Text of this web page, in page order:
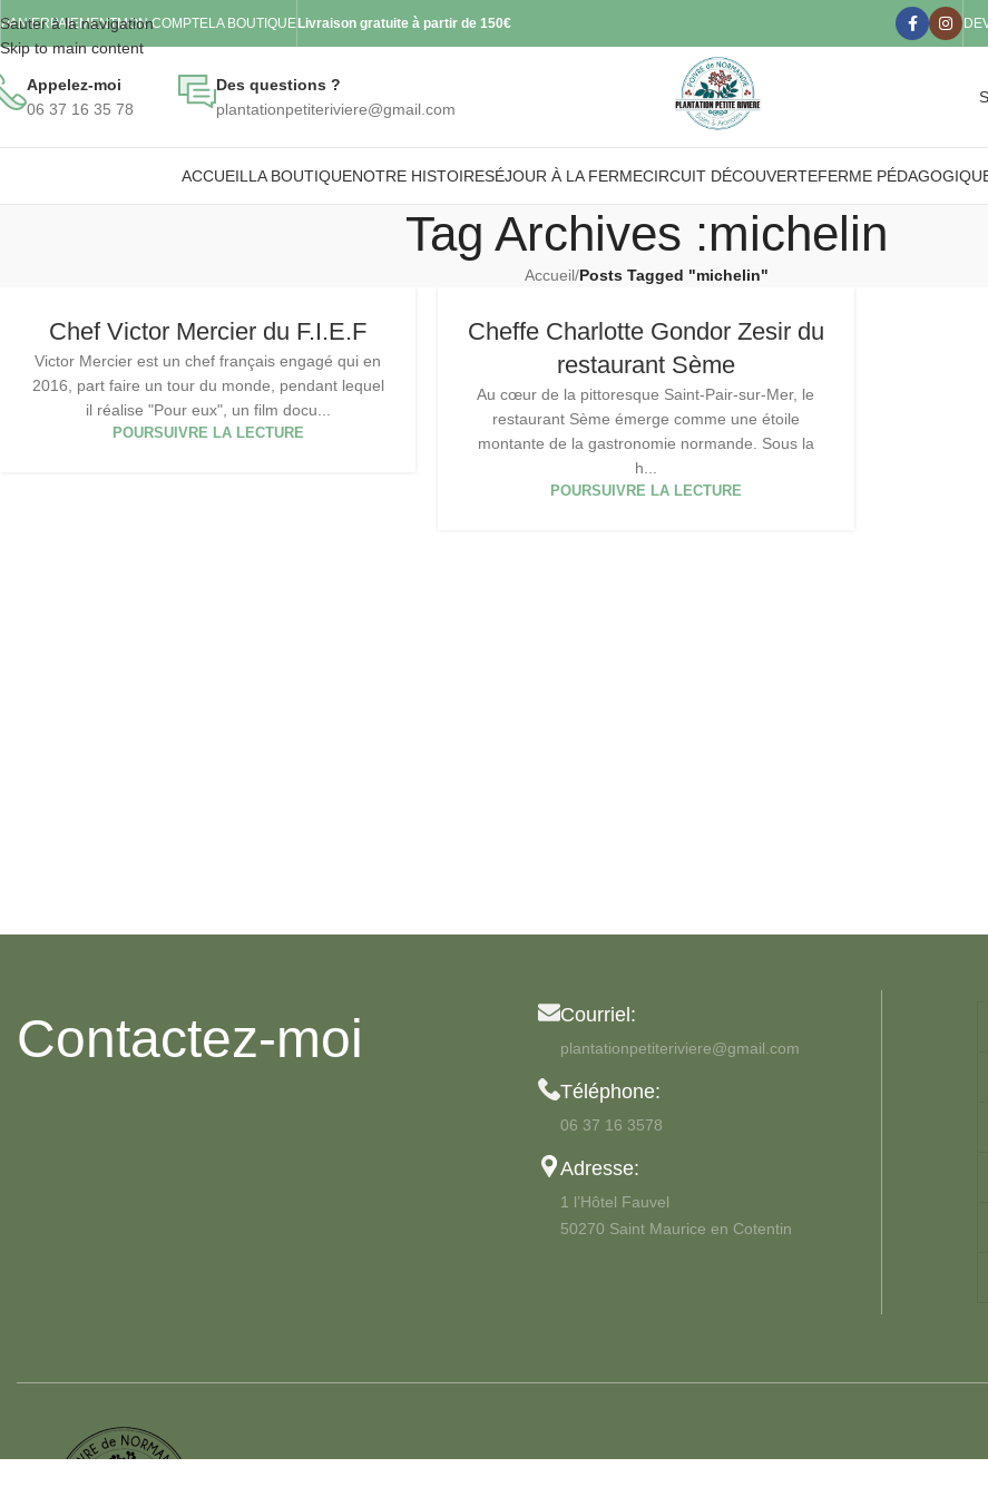
Sauter à la navigation
Skip to main content
PANIERPAIEMENTMON COMPTELA BOUTIQUE Livraison gratuite à partir de 150€
Appelez-moi
06 37 16 35 78
Des questions ?
plantationpetiteriviere@gmail.com
ACCUEIL LA BOUTIQUENOTRE HISTOIRESÉJOUR À LA FERMECIRCUIT DÉCOUVERTEFERME
Tag Archives :michelin
Accueil/Posts Tagged "michelin"
Chef Victor Mercier du F.I.E.F
Victor Mercier est un chef français engagé qui en
2016, part faire un tour du monde, pendant lequel
il réalise "Pour eux", un film docu...
POURSUIVRE LA LECTURE
Cheffe Charlotte Gondor Zesir du
restaurant Sème
Au cœur de la pittoresque Saint-Pair-sur-Mer, le
restaurant Sème émerge comme une étoile
montante de la gastronomie normande. Sous la
h...
POURSUIVRE LA LECTURE
Contactez-moi Courriel:
plantationpetiteriviere@gmail.com
Téléphone:
06 37 16 3578
Adresse:
1 l’Hôtel Fauvel
50270 Saint Maurice en Cotentin